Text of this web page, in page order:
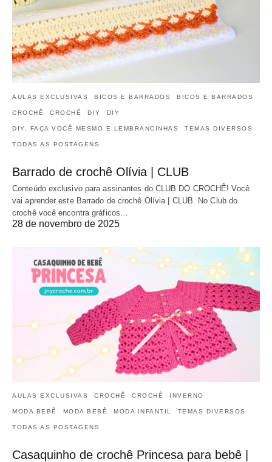
AULAS EXCLUSIVAS BICOS E BARRADOS BICOS E BARRADOS
CROCHÊ CROCHÊ DIY DIY
DIY, FAÇA VOCÊ MESMO E LEMBRANCINHAS TEMAS DIVERSOS
TODAS AS POSTAGENS
Barrado de crochê Olívia | CLUB
Conteúdo exclusivo para assinantes do CLUB DO CROCHÊ! Você
vai aprender este Barrado de crochê Olívia | CLUB. No Club do
crochê você encontra gráficos…
28 de novembro de 2025
AULAS EXCLUSIVAS CROCHÊ CROCHÊ INVERNO
MODA BEBÊ MODA BEBÊ MODA INFANTIL TEMAS DIVERSOS
TODAS AS POSTAGENS
Casaquinho de crochê Princesa para bebê |